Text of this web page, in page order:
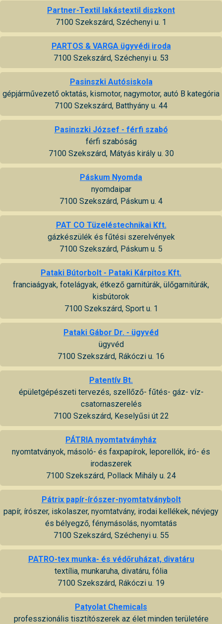
Partner-Textil lakástextil diszkont
7100 Szekszárd, Széchenyi u. 1
PARTOS & VARGA ügyvédi iroda
7100 Szekszárd, Széchenyi u. 53
Pasinszki Autósiskola
gépjárművezető oktatás, kismotor, nagymotor, autó B kategória
7100 Szekszárd, Batthyány u. 44
Pasinszki József - férfi szabó
férfi szabóság
7100 Szekszárd, Mátyás király u. 30
Páskum Nyomda
nyomdaipar
7100 Szekszárd, Páskum u. 4
PAT CO Tüzeléstechnikai Kft.
gázkészülék és fűtési szerelvények
7100 Szekszárd, Páskum u. 5
Pataki Bútorbolt - Pataki Kárpitos Kft.
franciaágyak, fotelágyak, étkező garnitúrák, ülőgarnitúrák,
kisbútorok
7100 Szekszárd, Sport u. 1
Pataki Gábor Dr. - ügyvéd
ügyvéd
7100 Szekszárd, Rákóczi u. 16
Patentív Bt.
épületgépészeti tervezés, szellőző- fűtés- gáz- víz-
csatornaszerelés
7100 Szekszárd, Keselyűsi út 22
PÁTRIA nyomtatványház
nyomtatványok, másoló- és faxpapírok, leporellók, író- és
irodaszerek
7100 Szekszárd, Pollack Mihály u. 24
Pátrix papír-írószer-nyomtatványbolt
papír, írószer, iskolaszer, nyomtatvány, irodai kellékek, névjegy
és bélyegző, fénymásolás, nyomtatás
7100 Szekszárd, Széchenyi u. 55
PATRO-tex munka- és védőruházat, divatáru
textília, munkaruha, divatáru, fólia
7100 Szekszárd, Rákóczi u. 19
Patyolat Chemicals
professzionális tisztítószerek az élet minden területére